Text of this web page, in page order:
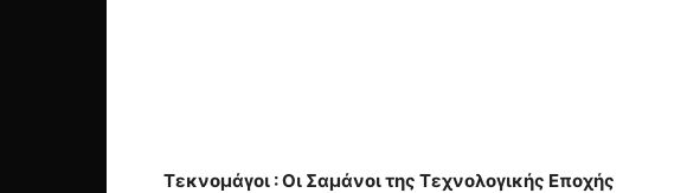
Τεκνομάγοι : Οι Σαμάνοι της Τεχνολογικής Εποχής